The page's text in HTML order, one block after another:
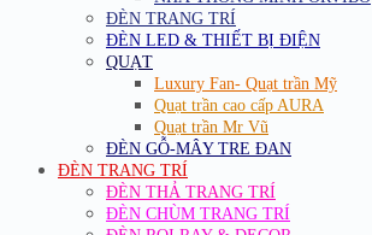
ĐÈN TRANG TRÍ
ĐÈN LED & THIẾT BỊ ĐIỆN
QUẠT
Luxury Fan- Quạt trần Mỹ
Quạt trần cao cấp AURA
Quạt trần Mr Vũ
ĐÈN GỖ-MÂY TRE ĐAN
ĐÈN TRANG TRÍ
ĐÈN THẢ TRANG TRÍ
ĐÈN CHÙM TRANG TRÍ